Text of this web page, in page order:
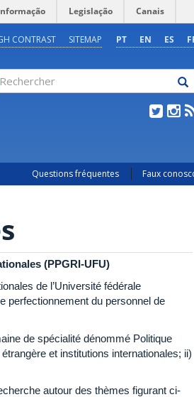
Legislação Canais
PT EN ES
CONTRAST SITEMAP
Questions fréquentes Faux
(PPGRI-UFU)
de l’Université fédérale
perfectionnement du personnel de
de spécialité dénommé Politique
et institutions internationales; ii)
autour des thèmes figurant ci-